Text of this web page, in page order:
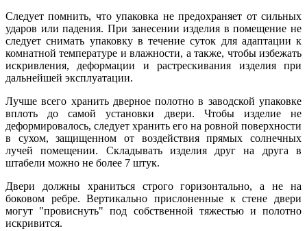
Следует помнить, что упаковка не предохраняет от сильных
ударов или падения. При занесении изделия в помещение не
следует снимать упаковку в течение суток для адаптации к
комнатной температуре и влажности, а также, чтобы избежать
искривления, деформации и растрескивания изделия при
дальнейшей эксплуатации.
Лучше всего хранить дверное полотно в заводской упаковке
вплоть до самой установки двери. Чтобы изделие не
деформировалось, следует хранить его на ровной поверхности
в сухом, защищенном от воздействия прямых солнечных
лучей помещении. Складывать изделия друг на друга в
штабели можно не более 7 штук.
Двери должны храниться строго горизонтально, а не на
боковом ребре. Вертикально прислоненные к стене двери
могут "провиснуть" под собственной тяжестью и полотно
искривится.